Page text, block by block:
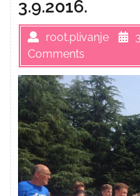
3.9.2016.
root.plivanje
Comments